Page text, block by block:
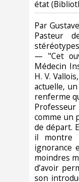
état
‎Par
Pasteur
— "Cet
Médecin
H. V.
actuelle,
renferme
comme un
de départ.
il montre
ignorance
moindres
d’avoir
son